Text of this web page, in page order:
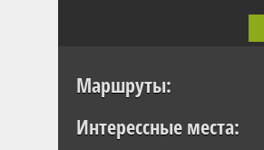
Маршруты:
Интерессные места: